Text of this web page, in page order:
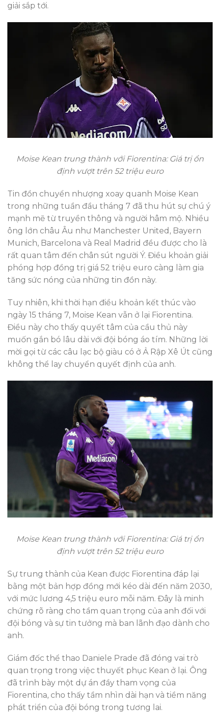
giải sắp tới.
Moise Kean trung thành với Fiorentina: Giá trị ổn
định vượt trên 52 triệu euro
Tin đồn chuyển nhượng xoay quanh Moise Kean
trong những tuần đầu tháng 7 đã thu hút sự chú ý
mạnh mẽ từ truyền thông và người hâm mộ. Nhiều
ông lớn châu Âu như Manchester United, Bayern
Munich, Barcelona và Real Madrid đều được cho là
rất quan tâm đến chân sút người Ý. Điều khoản giải
phóng hợp đồng trị giá 52 triệu euro càng làm gia
tăng sức nóng của những tin đồn này.
Tuy nhiên, khi thời hạn điều khoản kết thúc vào
ngày 15 tháng 7, Moise Kean vẫn ở lại Fiorentina.
Điều này cho thấy quyết tâm của cầu thủ này
muốn gắn bó lâu dài với đội bóng áo tím. Những lời
mời gọi từ các câu lạc bộ giàu có ở Ả Rập Xê Út cũng
không thể lay chuyển quyết định của anh.
Moise Kean trung thành với Fiorentina: Giá trị ổn
định vượt trên 52 triệu euro
Sự trung thành của Kean được Fiorentina đáp lại
bằng một bản hợp đồng mới kéo dài đến năm 2030,
với mức lương 4,5 triệu euro mỗi năm. Đây là minh
chứng rõ ràng cho tầm quan trọng của anh đối với
đội bóng và sự tin tưởng mà ban lãnh đạo dành cho
anh.
Giám đốc thể thao Daniele Prade đã đóng vai trò
quan trọng trong việc thuyết phục Kean ở lại. Ông
đã trình bày một dự án đầy tham vọng của
Fiorentina, cho thấy tầm nhìn dài hạn và tiềm năng
phát triển của đội bóng trong tương lai.